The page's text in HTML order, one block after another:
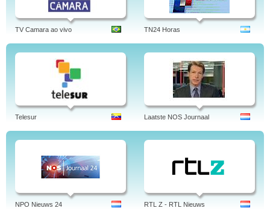
TV Camara ao vivo TN24 Horas
Telesur Laatste NOS Journaal
NPO Nieuws 24 RTL Z - RTL Nieuws